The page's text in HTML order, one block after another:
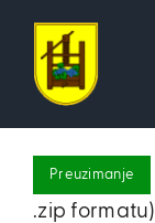
content
Preuzimanje
.zip formatu)